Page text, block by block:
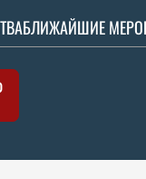
БЛИЖАЙШИЕ